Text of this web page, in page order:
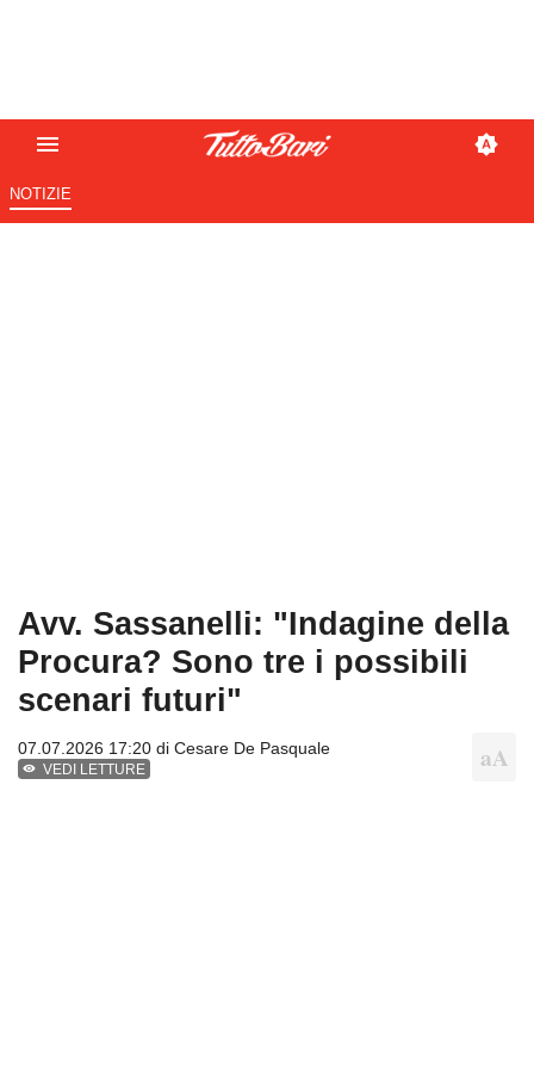
NOTIZIE
Avv. Sassanelli: "Indagine della
Procura? Sono tre i possibili
scenari futuri"
07.07.2026 17:20 di Cesare De Pasquale
VEDI LETTURE